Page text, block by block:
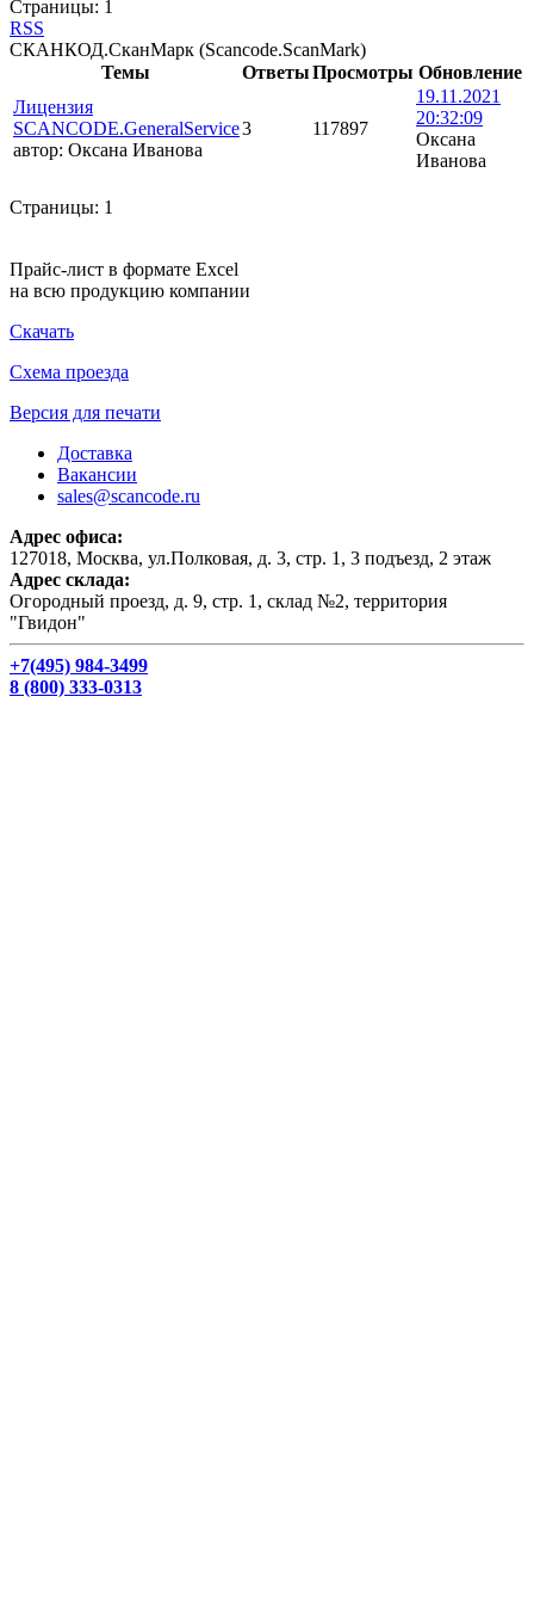
Страницы: 1
RSS
СКАНКОД.СканМарк (Scancode.ScanMark)
Темы
ОтветыПросмотры Обновление
Лицензия
SCANCODE.GeneralService
автор: Оксана Иванова
3 117897
19.11.2021
20:32:09
Оксана
Иванова
Страницы: 1
Прайс-лист в формате Excel
на всю продукцию компании
Скачать
Схема проезда
Версия для печати
Доставка
Вакансии
sales@scancode.ru
Адрес офиса:
127018, Москва, ул.Полковая, д. 3, стр. 1, 3 подъезд, 2 этаж
Адрес склада:
Огородный проезд, д. 9, стр. 1, склад №2, территория
"Гвидон"
+7(495) 984-3499
8 (800) 333-0313